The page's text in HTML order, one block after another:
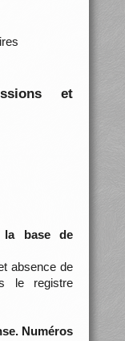
et
la base de
absence de
le registre
Numéros